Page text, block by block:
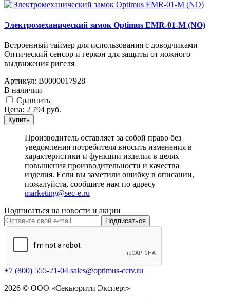
Электромеханический замок Optimus EMR-01-M (NO)
Встроенный таймер для использования с доводчиками
Оптический сенсор и геркон для защиты от ложного
выдвижения ригел­­я
Артикул: В0000017928
В наличии
Cравнить
Цена: 2 794 руб.
Купить
Производитель оставляет за собой право без
уведомления потребителя вносить изменения в
характеристики и функции изделия в целях
повышения производительности и качества
изделия. Если вы заметили ошибку в описании,
пожалуйста, сообщите нам по адресу
marketing@sec-e.ru
Подписаться на новости и акции
Подписаться
+7 (800) 555-21-04 sales@optimus-cctv.ru
2026 © ООО «Секьюрити Эксперт»